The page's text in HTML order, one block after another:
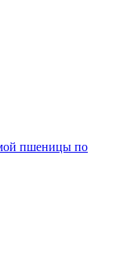
пшеницы по